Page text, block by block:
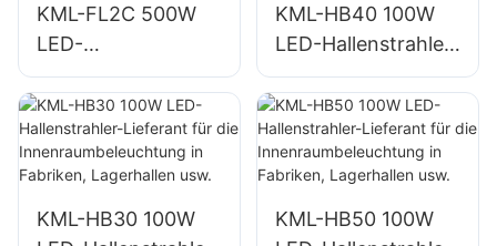
KML-FL2C 500W
LED-
Flutlichtlieferant für
Außenfassaden
und
Baustellenbeleucht
KML-HB40 100W
LED-Hallenstrahler-
Lieferant für die
Innenraumbeleucht
ung in Fabriken,
Lagerhallen usw.
KML-HB30 100W
KML-HB50 100W